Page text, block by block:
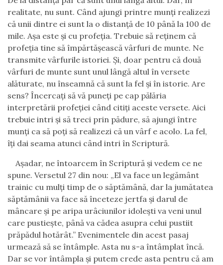
realitate, nu sunt. Când ajungi printre munți realizezi
că unii dintre ei sunt la o distanță de 10 până la 100 de
mile. Așa este și cu profeția. Trebuie să reținem că
profeția tine să împărtășească vârfuri de munte. Ne
transmite vârfurile istoriei. Și, doar pentru că două
vârfuri de munte sunt unul lângă altul în versete
alăturate, nu înseamnă că sunt la fel și în istorie. Are
sens? Încercați să vă puneți pe cap pălăria
interpretării profeției când citiți aceste versete. Aici
trebuie intri și să treci prin pădure, să ajungi între
munți ca să poți să realizezi că un vârf e acolo. La fel,
îți dai seama atunci când intri în Scriptură.
Așadar, ne întoarcem în Scriptură și vedem ce ne
spune. Versetul 27 din nou: „El va face un legământ
trainic cu mulţi timp de o săptămână, dar la jumătatea
săptămânii va face să înceteze jertfa şi darul de
mâncare şi pe aripa urâciunilor idoleşti va veni unul
care pustieşte, până va cădea asupra celui pustiit
prăpădul hotărât.” Evenimentele din acest pasaj
urmează să se întâmple. Asta nu s-a întâmplat încă.
Dar se vor întâmpla și putem crede asta pentru că am